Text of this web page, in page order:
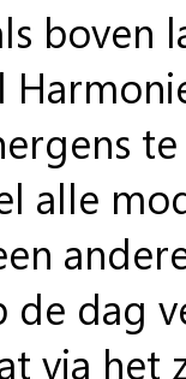
boven
alle
de dag
via het